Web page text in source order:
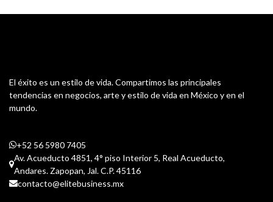
El éxito es un estilo de vida. Compartimos las principales
tendencias en negocios, arte y estilo de vida en México y en el
mundo.
+52 56 5980 7405
Av. Acueducto 4851, 4° piso Interior 5, Real Acueducto,
Andares. Zapopan, Jal. C.P. 45116
contacto@elitebusiness.mx